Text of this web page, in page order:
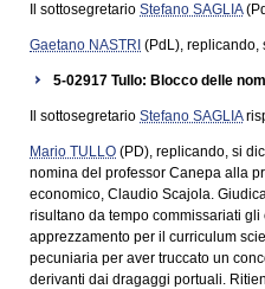
Il sottosegretario Stefano SAGLIA
Gaetano NASTRI (PdL), replicando,
5-02917 Tullo: Blocco delle
Il sottosegretario Stefano SAGLIA
Mario TULLO (PD), replicando, si
nomina del professor Canepa alla
economico, Claudio Scajola.
risultano da tempo commissariati
apprezzamento per il curriculum
pecuniaria per aver truccato un
derivanti dai dragaggi portuali.